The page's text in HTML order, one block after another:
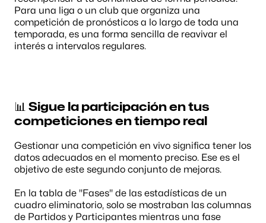
Para una liga o un club que organiza una
competición de pronósticos a lo largo de toda una
temporada, es una forma sencilla de reavivar el
interés a intervalos regulares.
📊 Sigue la participación en tus
competiciones en tiempo real
Gestionar una competición en vivo significa tener los
datos adecuados en el momento preciso. Ese es el
objetivo de este segundo conjunto de mejoras.
En la tabla de "Fases" de las estadísticas de un
cuadro eliminatorio, solo se mostraban las columnas
de Partidos y Participantes mientras una fase